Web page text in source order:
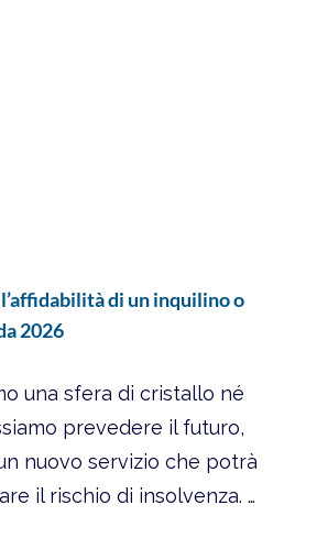
di un inquilino o
2026
una sfera di cristallo né
prevedere il futuro,
nuovo servizio che potrà
il rischio di insolvenza. …